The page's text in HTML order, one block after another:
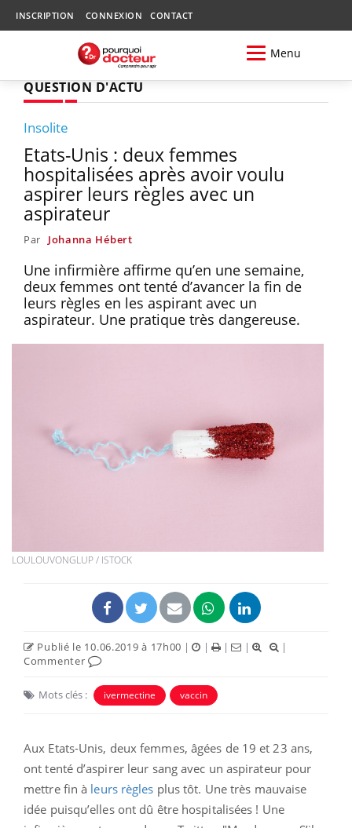
INSCRIPTION CONNEXION CONTACT
Menu
QUESTION D'ACTU
Insolite
Etats-Unis : deux femmes
hospitalisées après avoir voulu
aspirer leurs règles avec un
aspirateur
Par Johanna Hébert
Une infirmière affirme qu’en une semaine,
deux femmes ont tenté d’avancer la fin de
leurs règles en les aspirant avec un
aspirateur. Une pratique très dangereuse.
LOULOUVONGLUP / ISTOCK
Publié le 10.06.2019 à 17h00 | | | |
|
Commenter
Mots clés : ivermectine vaccin
Aux Etats-Unis, deux femmes, âgées de 19 et 23 ans,
ont tenté d’aspirer leur sang avec un aspirateur pour
mettre fin à leurs règles plus tôt. Une très mauvaise
idée puisqu’elles ont dû être hospitalisées ! Une